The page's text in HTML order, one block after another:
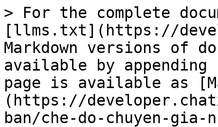
> For the complete
[llms.txt](https://
Markdown versions of
available by
page is available as
(https://
ban/che-do-chuyen-gia-